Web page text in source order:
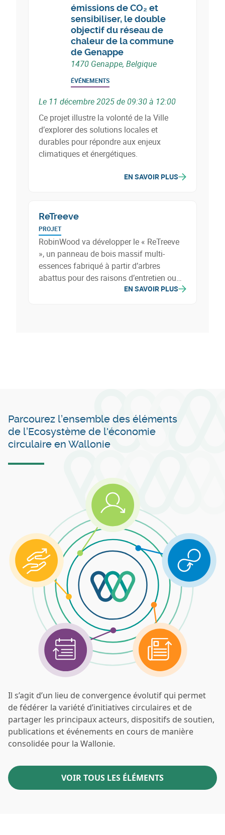
émissions de CO₂ et
sensibiliser, le double
objectif du réseau de
chaleur de la commune
de Genappe
1470 Genappe, Belgique
ÉVÉNEMENTS
Le 11 décembre 2025 de 09:30 à 12:00
Ce projet illustre la volonté de la Ville
d’explorer des solutions locales et
durables pour répondre aux enjeux
climatiques et énergétiques.
EN SAVOIR PLUS
ReTreeve
PROJET
RobinWood va développer le « ReTreeve
», un panneau de bois massif multi-
essences fabriqué à partir d’arbres
abattus pour des raisons d’entretien ou
de sécurité (le long des routes, voies
EN SAVOIR PLUS
Parcourez l’ensemble des éléments
de l’Ecosystème de l'économie
circulaire en Wallonie
Il s’agit d’un lieu de convergence évolutif qui permet
de fédérer la variété d’initiatives circulaires et de
partager les principaux acteurs, dispositifs de soutien,
publications et événements en cours de manière
consolidée pour la Wallonie.
VOIR TOUS LES ÉLÉMENTS